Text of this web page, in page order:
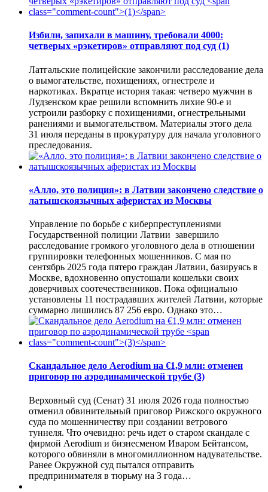
Избили, запихали в машину, требовали 4000:
четверых «рэкетиров» отправляют под суд (1)
Латгальские полицейские закончили расследование дела
о вымогательстве, похищениях, огнестреле и
наркотиках. Вкратце история такая: четверо мужчин в
Лудзенском крае решили вспомнить лихие 90-е и
устроили разборку с похищениями, огнестрельными
ранениями и вымогательством. Материалы этого дела
31 июля переданы в прокуратуру для начала уголовного
преследования.
«Алло, это полиция»: в Латвии закончено следствие о
латышскоязычных аферистах из Москвы
Управление по борьбе с киберпреступлениями
Государственной полиции Латвии завершило
расследование громкого уголовного дела в отношении
группировки телефонных мошенников. С мая по
сентябрь 2025 года пятеро граждан Латвии, базируясь в
Москве, вдохновенно опустошали кошельки своих
доверчивых соотечественников. Пока официально
установлены 11 пострадавших жителей Латвии, которые
суммарно лишились 87 256 евро. Однако это…
Скандальное дело Aerodium на €1,9 млн: отменен
приговор по аэродинамической трубе (3)
Верховный суд (Сенат) 31 июля 2026 года полностью
отменил обвинительный приговор Рижского окружного
суда по мошенничеству при создании ветрового
туннеля. Что очевидно: речь идет о старом скандале с
фирмой Aerodium и бизнесменом Иваром Бейтансом,
которого обвиняли в многомиллионном надувательстве.
Ранее Окружной суд пытался отправить
предпринимателя в тюрьму на 3 года…